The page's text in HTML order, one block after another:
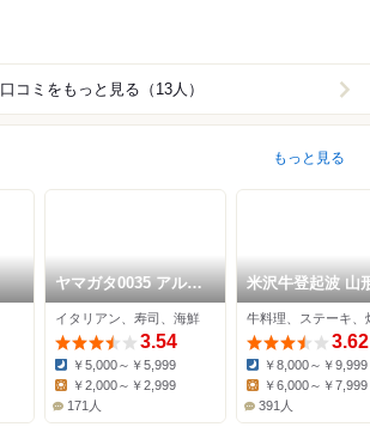
口コミをもっと見る（13人）
もっと見る
ヤマガタ0035 アル・
ケッチァーノ コンチ
ェルト
イタリアン、寿司、海鮮
3.54
Dinner:
￥5,000～￥5,999
￥2,000～￥2,999
171人
米沢牛登起波 山
牛料理、ステーキ、
3.62
Dinner:
￥8,000～￥9,999
￥6,000～￥7,999
391人